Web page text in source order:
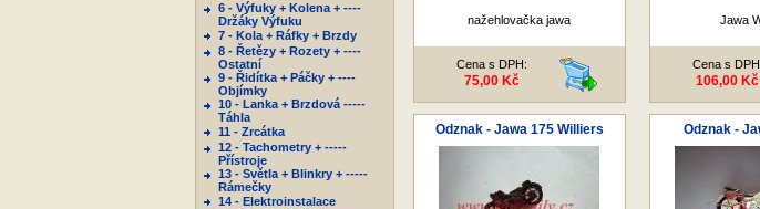
6 - Výfuky + Kolena + ----
Držáky Výfuku
7 - Kola + Ráfky + Brzdy
8 - Řetězy + Rozety + ----
Ostatní
9 - Řidítka + Páčky + ----
Objímky
10 - Lanka + Brzdová -----
Táhla
11 - Zrcátka
12 - Tachometry + -----
Přístroje
13 - Světla + Blinkry + -----
Rámečky
14 - Elektroinstalace
nažehlovačka jawa
Cena s DPH:
75,00 Kč
Jawa
Cena s
106,00 Kč
Odznak - Jawa 175 Williers Odznak -